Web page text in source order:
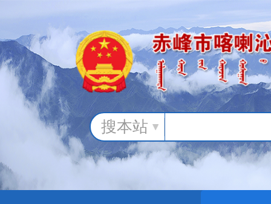
搜本站